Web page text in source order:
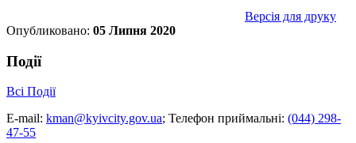
Версія для друку
Опубликовано: 05 Липня 2020
Події
Всі Події
E-mail: kman@kyivcity.gov.ua; Телефон приймальні: (044) 298-
47-55